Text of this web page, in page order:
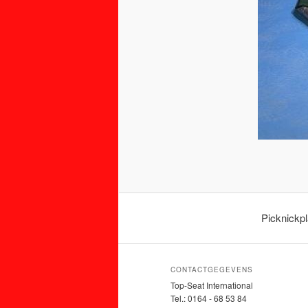
CONTACTGEGEVENS
Top-Seat International
Tel.: 0164 - 68 53 84